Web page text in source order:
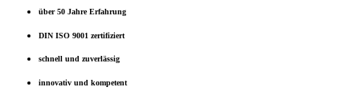
über 50 Jahre Erfahrung
DIN ISO 9001 zertifiziert
schnell und zuverlässig
innovativ und kompetent